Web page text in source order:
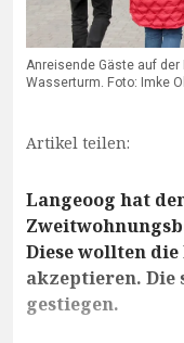
Anreisende Gäste auf
Wasserturm. Foto: Imke
Artikel teilen:
Langeoog hat
Diese wollten
akzeptieren. Die
gestiegen.